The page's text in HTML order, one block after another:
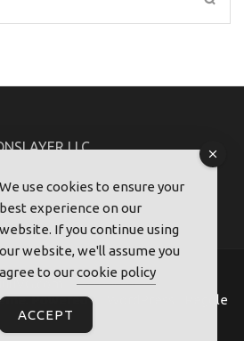
LLC
. Metro Magazine Pro |
. Powered by Regole
We use cookies to ensure your
best experience on our
website. If you continue using
our website, we'll assume you
agree to ourcookie policy
ACCEPT